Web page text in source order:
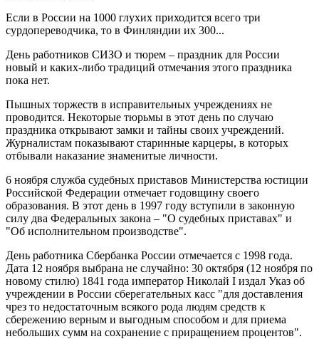
Если в России на 1000 глухих приходится всего три
сурдопереводчика, то в Финляндии их 300...
День работников СИЗО и тюрем – праздник для России
новый и каких-либо традиций отмечания этого праздника
пока нет.
Пышных торжеств в исправительных учреждениях не
проводится. Некоторые тюрьмы в этот день по случаю
праздника открывают замки и тайны своих учреждений.
Журналистам показывают старинные карцеры, в которых
отбывали наказание знаменитые личности.
6 ноября служба судебных приставов Министерства юстиции
Российской Федерации отмечает годовщину своего
образования. В этот день в 1997 году вступили в законную
силу два Федеральных закона – "О судебных приставах" и
"Об исполнительном производстве".
День работника Сбербанка России отмечается с 1998 года.
Дата 12 ноября выбрана не случайно: 30 октября (12 ноября по
новому стилю) 1841 года император Николай I издал Указ об
учреждении в России сберегательных касс "для доставления
чрез то недостаточным всякого рода людям средств к
сбережению верным и выгодным способом и для приема
небольших сумм на сохранение с приращением процентов".